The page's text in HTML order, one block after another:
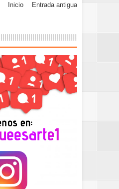
Entrada antigua
Inicio